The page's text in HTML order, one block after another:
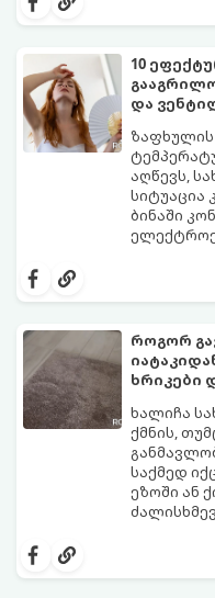
10
და
ზაფხულის
აღწევს,
ბინაში
ტექნიკის
როგორ
ხრიკები
ხალიჩა
ქმნის,
საქმედ
ეზოში ან